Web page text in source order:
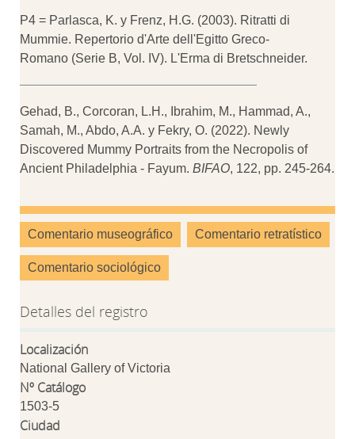
P4 = Parlasca, K. y Frenz, H.G. (2003). Ritratti di
Mummie. Repertorio d'Arte dell'Egitto Greco-
Romano (Serie B, Vol. IV). L'Erma di Bretschneider.
Gehad, B., Corcoran, L.H., Ibrahim, M., Hammad, A.,
Samah, M., Abdo, A.A. y Fekry, O. (2022). Newly
Discovered Mummy Portraits from the Necropolis of
Ancient Philadelphia - Fayum. BIFAO, 122, pp. 245-264.
Comentario museográfico Comentario retratístico
Comentario sociológico
Detalles del registro
Localización
National Gallery of Victoria
Nº Catálogo
1503-5
Ciudad